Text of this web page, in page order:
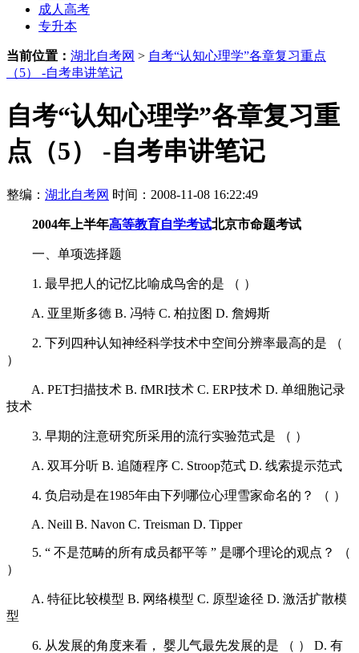
成人高考
专升本
当前位置： 湖北自考网 > 自考“认知心理学”各章复习重点
（5） -自考串讲笔记
自考“认知心理学”各章复习重
点（5） -自考串讲笔记
整编： 湖北自考网 时间：2008-11-08 16:22:49
2004年上半年高等教育自学考试北京市命题考试
一、单项选择题
1. 最早把人的记忆比喻成鸟舍的是 （ ）
A. 亚里斯多德 B. 冯特 C. 柏拉图 D. 詹姆斯
2. 下列四种认知神经科学技术中空间分辨率最高的是 （
）
A. PET扫描技术 B. fMRI技术 C. ERP技术 D. 单细胞记录
技术
3. 早期的注意研究所采用的流行实验范式是 （ ）
A. 双耳分听 B. 追随程序 C. Stroop范式 D. 线索提示范式
4. 负启动是在1985年由下列哪位心理雪家命名的？ （ ）
A. Neill B. Navon C. Treisman D. Tipper
5. “ 不是范畴的所有成员都平等 ” 是哪个理论的观点？ （
）
A. 特征比较模型 B. 网络模型 C. 原型途径 D. 激活扩散模
型
6. 从发展的角度来看， 婴儿气最先发展的是 （ ） D. 有